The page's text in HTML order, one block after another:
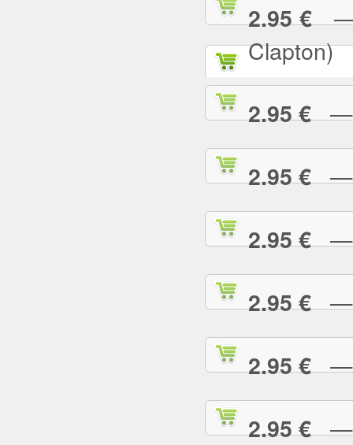
2.95 €—
Clapton)
2.95 €—
2.95 €—
2.95 €—
2.95 €—
2.95 €—
2.95 €—